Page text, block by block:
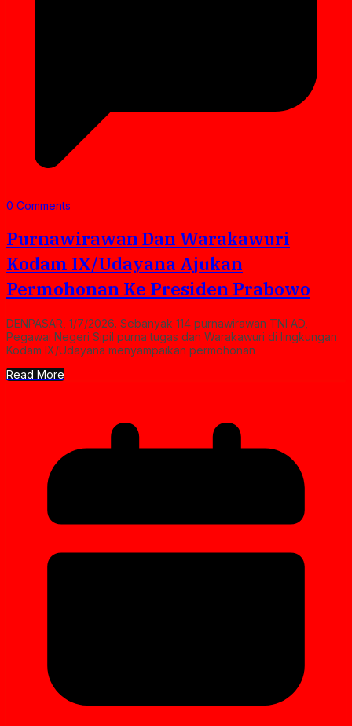
0 Comments
Purnawirawan Dan Warakawuri
Kodam IX/Udayana Ajukan
Permohonan Ke Presiden Prabowo
DENPASAR, 1/7/2026. Sebanyak 114 purnawirawan TNI AD,
Pegawai Negeri Sipil purna tugas dan Warakawuri di lingkungan
Kodam IX/Udayana menyampaikan permohonan
Read More